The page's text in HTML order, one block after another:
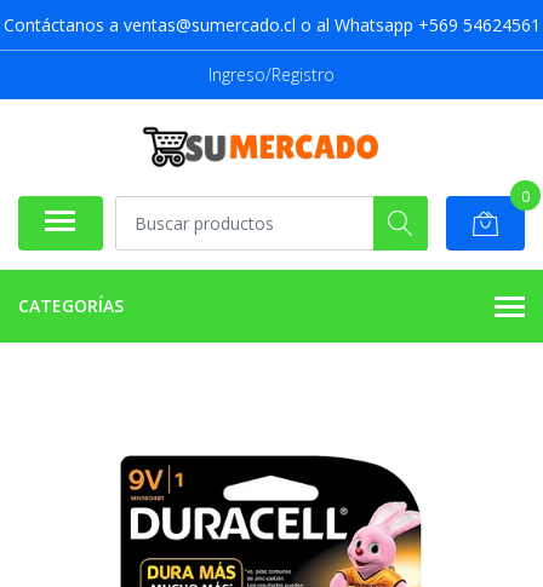
Contáctanos a ventas@sumercado.cl o al Whatsapp +569 54624561
Ingreso/Registro
0
CATEGORÍAS